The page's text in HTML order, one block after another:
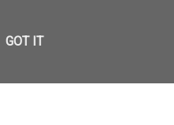
GOT IT